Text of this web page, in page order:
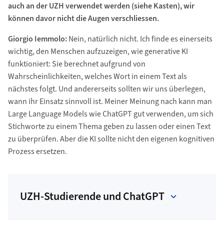
auch an der UZH verwendet werden (siehe Kasten), wir
können davor nicht die Augen verschliessen.
Giorgio Iemmolo:Nein, natürlich nicht. Ich finde es einerseits
wichtig, den Menschen aufzuzeigen, wie generative KI
funktioniert: Sie berechnet aufgrund von
Wahrscheinlichkeiten, welches Wort in einem Text als
nächstes folgt. Und andererseits sollten wir uns überlegen,
wann ihr Einsatz sinnvoll ist. Meiner Meinung nach kann man
Large Language Models wie ChatGPT gut verwenden, um sich
Stichworte zu einem Thema geben zu lassen oder einen Text
zu überprüfen. Aber die KI sollte nicht den eigenen kognitiven
Prozess ersetzen.
UZH-Studierende und ChatGPT